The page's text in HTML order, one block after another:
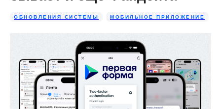
ОБНОВЛЕНИЯ СИСТЕМЫ МОБИЛЬНОЕ ПРИЛОЖЕНИЕ